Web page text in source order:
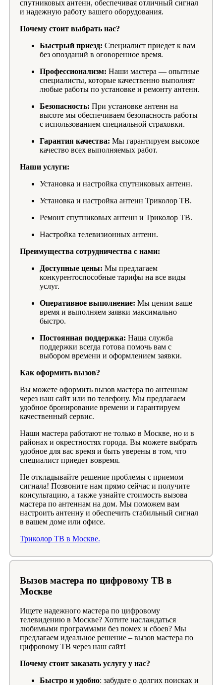
спутниковых антенн, обеспечивая отличный сигнал
и надежную работу вашего оборудования.
Почему стоит выбрать нас?
Быстрый приезд: Специалист приедет к вам
без опозданий в оговоренное время.
Профессионализм: Наши мастера — опытные
специалисты, которые качественно выполнят
любые работы по установке и ремонту антенн.
Безопасность: При установке антенн на
высоте мы обеспечиваем безопасность работы
с использованием специальной страховки.
Гарантия качества: Мы гарантируем высокое
качество всех выполняемых работ.
Наши услуги:
Установка и настройка спутниковых антенн.
Установка и настройка антенн Триколор ТВ.
Ремонт спутниковых антенн и Триколор ТВ.
Настройка телевизионных антенн.
Преимущества сотрудничества с нами:
Доступные цены: Мы предлагаем
конкурентоспособные тарифы на все виды
услуг.
Оперативное выполнение: Мы ценим ваше
время и выполняем заявки максимально
быстро.
Постоянная поддержка: Наша служба
поддержки всегда готова помочь вам с
выбором времени и оформлением заявки.
Как оформить вызов?
Вы можете оформить вызов мастера по антеннам
через наш сайт или по телефону. Мы предлагаем
удобное бронирование времени и гарантируем
качественный сервис.
Наши мастера работают не только в Москве, но и в
районах и окрестностях города. Вы можете выбрать
удобное для вас время и быть уверены в том, что
специалист приедет вовремя.
Не откладывайте решение проблемы с приемом
сигнала! Позвоните нам прямо сейчас и получите
консультацию, а также узнайте стоимость вызова
мастера по антеннам на дом. Мы поможем вам
настроить антенну и обеспечить стабильный сигнал
в вашем доме или офисе.
Триколор ТВ в Москве.
Вызов мастера по цифровому ТВ в
Москве
Ищете надежного мастера по цифровому
телевидению в Москве? Хотите наслаждаться
любимыми программами без помех и сбоев? Мы
предлагаем идеальное решение – вызов мастера по
цифровому ТВ через наш сайт!
Почему стоит заказать услугу у нас?
Быстро и удобно: забудьте о долгих поисках и